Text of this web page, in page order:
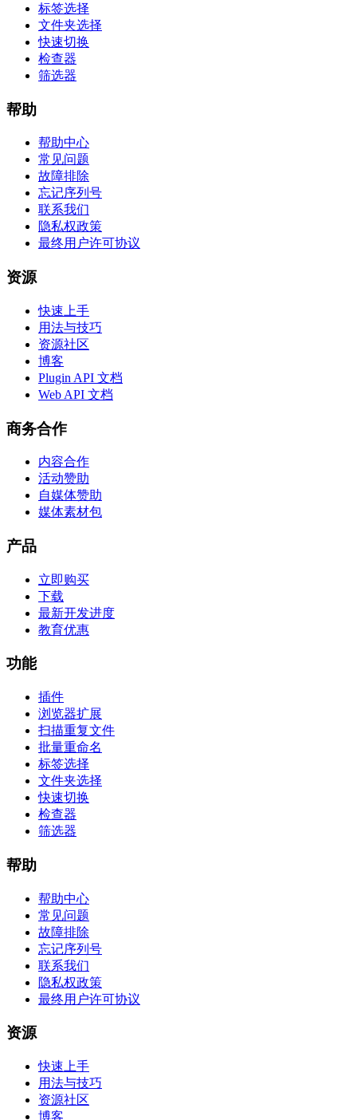
标签选择
文件夹选择
快速切换
检查器
筛选器
帮助
帮助中心
常见问题
故障排除
忘记序列号
联系我们
隐私权政策
最终用户许可协议
资源
快速上手
用法与技巧
资源社区
博客
Plugin API 文档
Web API 文档
商务合作
内容合作
活动赞助
自媒体赞助
媒体素材包
产品
立即购买
下载
最新开发进度
教育优惠
功能
插件
浏览器扩展
扫描重复文件
批量重命名
标签选择
文件夹选择
快速切换
检查器
筛选器
帮助
帮助中心
常见问题
故障排除
忘记序列号
联系我们
隐私权政策
最终用户许可协议
资源
快速上手
用法与技巧
资源社区
博客